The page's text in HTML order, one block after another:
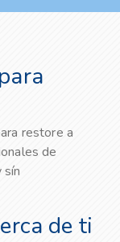
restore a
de
sín
de ti